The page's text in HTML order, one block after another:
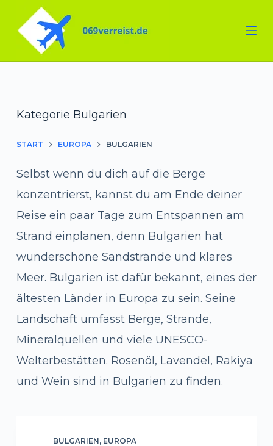
Inhalt
springen
Kategorie Bulgarien
START EUROPA BULGARIEN
Selbst wenn du dich auf die Berge
konzentrierst, kannst du am Ende deiner
Reise ein paar Tage zum Entspannen am
Strand einplanen, denn Bulgarien hat
wunderschöne Sandstrände und klares
Meer. Bulgarien ist dafür bekannt, eines der
ältesten Länder in Europa zu sein. Seine
Landschaft umfasst Berge, Strände,
Mineralquellen und viele UNESCO-
Welterbestätten. Rosenöl, Lavendel, Rakiya
und Wein sind in Bulgarien zu finden.
BULGARIEN, EUROPA